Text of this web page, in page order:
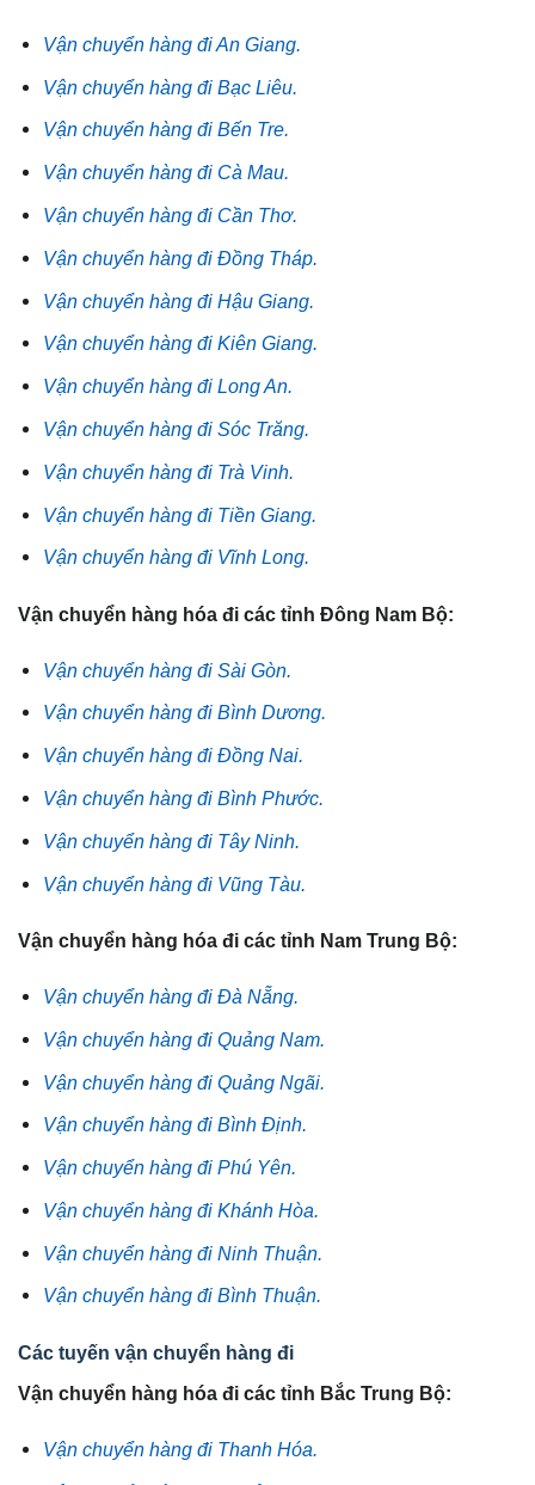
Vận chuyển hàng đi An Giang.
Vận chuyển hàng đi Bạc Liêu.
Vận chuyển hàng đi Bến Tre.
Vận chuyển hàng đi Cà Mau.
Vận chuyển hàng đi Cần Thơ.
Vận chuyển hàng đi Đồng Tháp.
Vận chuyển hàng đi Hậu Giang.
Vận chuyển hàng đi Kiên Giang.
Vận chuyển hàng đi Long An.
Vận chuyển hàng đi Sóc Trăng.
Vận chuyển hàng đi Trà Vinh.
Vận chuyển hàng đi Tiền Giang.
Vận chuyển hàng đi Vĩnh Long.
Vận chuyển hàng hóa đi các tỉnh Đông Nam Bộ:
Vận chuyển hàng đi Sài Gòn.
Vận chuyển hàng đi Bình Dương.
Vận chuyển hàng đi Đồng Nai.
Vận chuyển hàng đi Bình Phước.
Vận chuyển hàng đi Tây Ninh.
Vận chuyển hàng đi Vũng Tàu.
Vận chuyển hàng hóa đi các tỉnh Nam Trung Bộ:
Vận chuyển hàng đi Đà Nẵng.
Vận chuyển hàng đi Quảng Nam.
Vận chuyển hàng đi Quảng Ngãi.
Vận chuyển hàng đi Bình Định.
Vận chuyển hàng đi Phú Yên.
Vận chuyển hàng đi Khánh Hòa.
Vận chuyển hàng đi Ninh Thuận.
Vận chuyển hàng đi Bình Thuận.
Các tuyến vận chuyển hàng đi
Vận chuyển hàng hóa đi các tỉnh Bắc Trung Bộ:
Vận chuyển hàng đi Thanh Hóa.